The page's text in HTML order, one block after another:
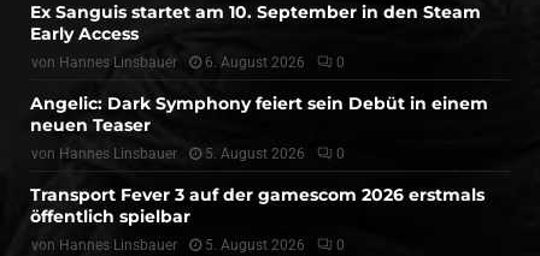
Ex Sanguis startet am 10. September in den Steam
Early Access
von Hannes Linsbauer 6. August 2026 0
Angelic: Dark Symphony feiert sein Debüt in einem
neuen Teaser
von Hannes Linsbauer 5. August 2026 0
Transport Fever 3 auf der gamescom 2026 erstmals
öffentlich spielbar
von Hannes Linsbauer 5. August 2026 0